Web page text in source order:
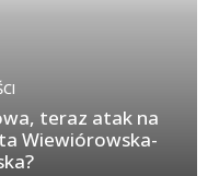
teraz atak na
Wiewiórowska-